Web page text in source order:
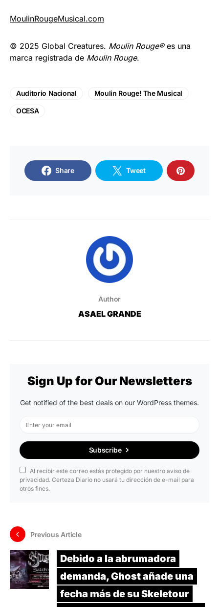
MoulinRougeMusical.com
© 2025 Global Creatures. Moulin Rouge®es una
marca registrada de Moulin Rouge.
Auditorio Nacional Moulin Rouge! The Musical
OCESA
Share Tweet
Author
ASAEL GRANDE
Sign Up for Our Newsletters
Get notified of the best deals on our WordPress themes.
Subscribe
Al recibir este correo estás protegido por nuestro aviso de
privacidad. Certeza Diario no usará tu dirección de e-mail para
otros fines.
Previous Article
Debido a la abrumadora
demanda, Ghost añade una
fecha más de su Skeletour